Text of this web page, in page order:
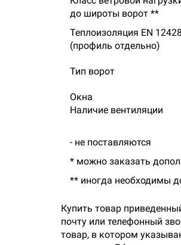
до широты ворот **
Теплоизоляция EN 12428
(профиль отдельно)
Тип ворот
Окна
Наличие вентиляции
- не поставляются
* можно заказать
** иногда необходимы
Купить товар
почту или телефонный
товар, в котором